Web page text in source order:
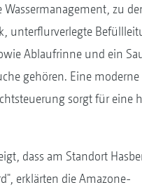
Wassermanagement, zu
unterflurverlegte
Ablaufrinne und ein
gehören. Eine moderne
sorgt für eine
dass am Standort
erklärten die Amazone-